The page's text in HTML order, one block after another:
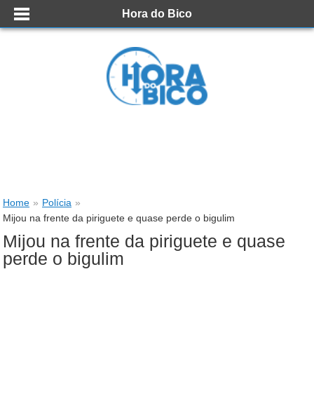
Hora do Bico
Home » Polícia »
Mijou na frente da piriguete e quase perde o bigulim
Mijou na frente da piriguete e quase
perde o bigulim